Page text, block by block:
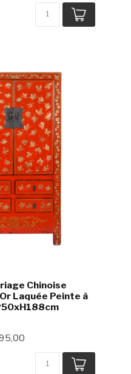
Chinoise
Laquée Peinte à